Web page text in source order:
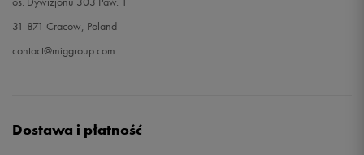
31-871 Cracow, Poland
contact@miggroup.com
Dostawa i płatność